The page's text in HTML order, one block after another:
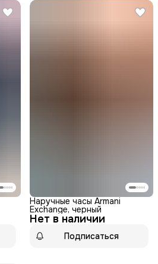
Нет в наличии
Наручные часы Armani
Exchange, черный
Подписаться